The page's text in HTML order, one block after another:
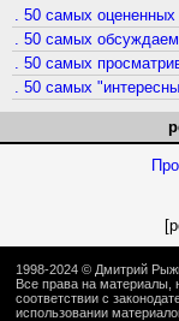
. 50 самых оцененных
. 50 самых
. 50 самых
. 50 самых
1998-2024 © Дмитрий
Все права на материалы,
соответствии с
использовании